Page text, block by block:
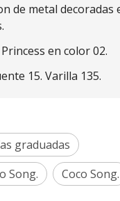
de metal decoradas
en color 02.
15. Varilla 135.
graduadas
Song.
Coco Song.